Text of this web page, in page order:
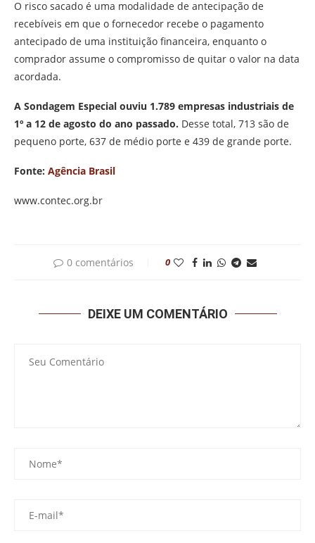
O risco sacado é uma modalidade de antecipação de
recebíveis em que o fornecedor recebe o pagamento
antecipado de uma instituição financeira, enquanto o
comprador assume o compromisso de quitar o valor na data
acordada.
A Sondagem Especial ouviu 1.789 empresas industriais de
1º a 12 de agosto do ano passado. Desse total, 713 são de
pequeno porte, 637 de médio porte e 439 de grande porte.
Fonte: Agência Brasil
www.contec.org.br
0 comentários 0
DEIXE UM COMENTÁRIO